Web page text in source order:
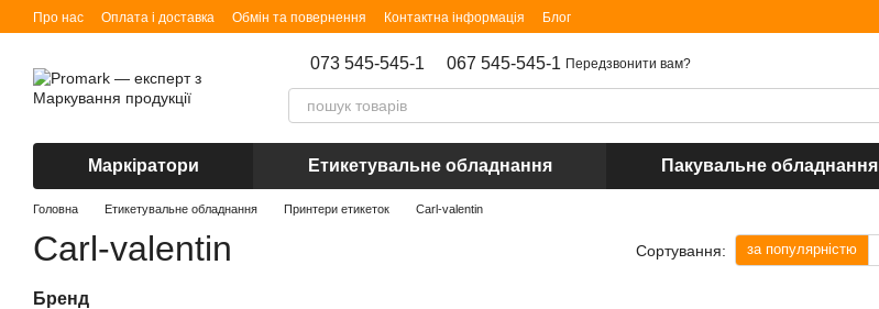
Перейти до основного контенту
Про нас Оплата і доставка Обмін та повернення Контактна інформація Блог
073 545-545-1 067 545-545-1 Передзвонити вам?
Маркіратори Етикетувальне обладнання Пакувальне обладнання
Головна Етикетувальне обладнання Принтери етикеток Carl-valentin
Carl-valentin Сортування: за популярністю
Бренд